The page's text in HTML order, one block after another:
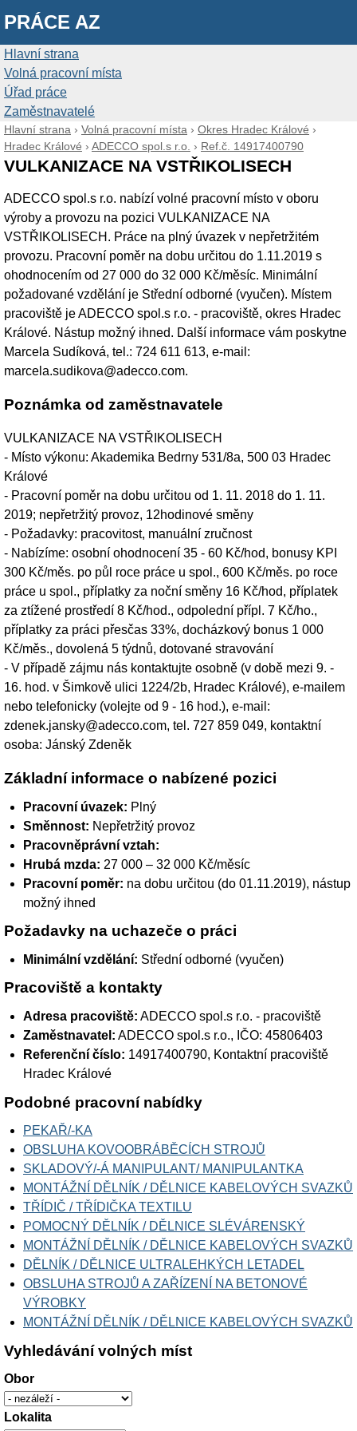
PRÁCE AZ
Hlavní strana
Volná pracovní místa
Úřad práce
Zaměstnavatelé
Hlavní strana › Volná pracovní místa › Okres Hradec Králové ›
Hradec Králové › ADECCO spol.s r.o. › Ref.č. 14917400790
VULKANIZACE NA VSTŘIKOLISECH
ADECCO spol.s r.o. nabízí volné pracovní místo v oboru
výroby a provozu na pozici VULKANIZACE NA
VSTŘIKOLISECH. Práce na plný úvazek v nepřetržitém
provozu. Pracovní poměr na dobu určitou do 1.11.2019 s
ohodnocením od 27 000 do 32 000 Kč/měsíc. Minimální
požadované vzdělání je Střední odborné (vyučen). Místem
pracoviště je ADECCO spol.s r.o. - pracoviště, okres Hradec
Králové. Nástup možný ihned. Další informace vám poskytne
Marcela Sudíková, tel.: 724 611 613, e-mail:
marcela.sudikova@adecco.com.
Poznámka od zaměstnavatele
VULKANIZACE NA VSTŘIKOLISECH
- Místo výkonu: Akademika Bedrny 531/8a, 500 03 Hradec
Králové
- Pracovní poměr na dobu určitou od 1. 11. 2018 do 1. 11.
2019; nepřetržitý provoz, 12hodinové směny
- Požadavky: pracovitost, manuální zručnost
- Nabízíme: osobní ohodnocení 35 - 60 Kč/hod, bonusy KPI
300 Kč/měs. po půl roce práce u spol., 600 Kč/měs. po roce
práce u spol., příplatky za noční směny 16 Kč/hod, příplatek
za ztížené prostředí 8 Kč/hod., odpolední přípl. 7 Kč/ho.,
příplatky za práci přesčas 33%, docházkový bonus 1 000
Kč/měs., dovolená 5 týdnů, dotované stravování
- V případě zájmu nás kontaktujte osobně (v době mezi 9. -
16. hod. v Šimkově ulici 1224/2b, Hradec Králové), e-mailem
nebo telefonicky (volejte od 9 - 16 hod.), e-mail:
zdenek.jansky@adecco.com, tel. 727 859 049, kontaktní
osoba: Jánský Zdeněk
Základní informace o nabízené pozici
Pracovní úvazek: Plný
Směnnost: Nepřetržitý provoz
Pracovněprávní vztah:
Hrubá mzda: 27 000 – 32 000 Kč/měsíc
Pracovní poměr: na dobu určitou (do 01.11.2019), nástup
možný ihned
Požadavky na uchazeče o práci
Minimální vzdělání: Střední odborné (vyučen)
Pracoviště a kontakty
Adresa pracoviště: ADECCO spol.s r.o. - pracoviště
Zaměstnavatel: ADECCO spol.s r.o., IČO: 45806403
Referenční číslo: 14917400790, Kontaktní pracoviště
Hradec Králové
Podobné pracovní nabídky
PEKAŘ/-KA
OBSLUHA KOVOOBRÁBĚCÍCH STROJŮ
SKLADOVÝ/-Á MANIPULANT/ MANIPULANTKA
MONTÁŽNÍ DĚLNÍK / DĚLNICE KABELOVÝCH SVAZKŮ
TŘÍDIČ / TŘÍDIČKA TEXTILU
POMOCNÝ DĚLNÍK / DĚLNICE SLÉVÁRENSKÝ
MONTÁŽNÍ DĚLNÍK / DĚLNICE KABELOVÝCH SVAZKŮ
DĚLNÍK / DĚLNICE ULTRALEHKÝCH LETADEL
OBSLUHA STROJŮ A ZAŘÍZENÍ NA BETONOVÉ
VÝROBKY
MONTÁŽNÍ DĚLNÍK / DĚLNICE KABELOVÝCH SVAZKŮ
Vyhledávání volných míst
Obor
Lokalita